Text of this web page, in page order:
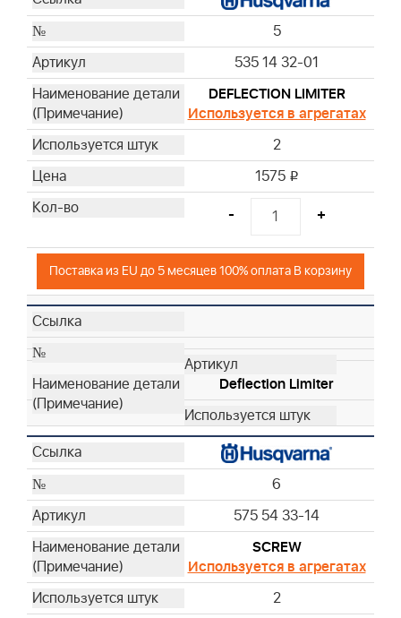
5
535 14 32-01
DEFLECTION LIMITER
Используется в агрегатах
2
1575 i
- +
Поставка из EU до 5 месяцев 100% оплата В корзину
Deflection Limiter
6
575 54 33-14
SCREW
Используется в агрегатах
2